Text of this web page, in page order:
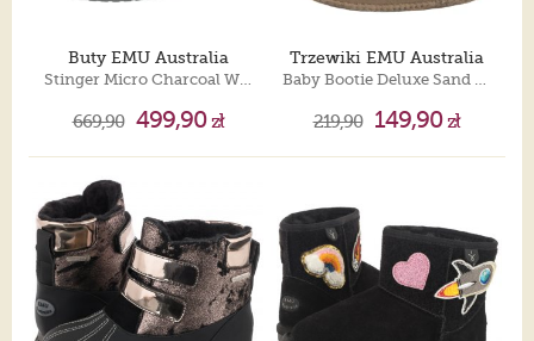
Buty EMU Australia
Stinger Micro Charcoal W10937
669,90 499,90zł
Trzewiki EMU Australia
Baby Bootie Deluxe Sand B13256
219,90 149,90zł